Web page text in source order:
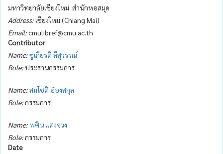
มหาวิทยาลัยเชียงใหม่. สำนักหอสมุด
Address:เชียงใหม่ (Chiang Mai)
Email:cmulibref@cmu.ac.th
Contributor
Name:ชูเกียรติ ลีสุวรรณ์
Role:ประธานกรรมการ
Name:สมโชติ อ๋องสกุล
Role:กรรมการ
Name:พศิน แตงจวง
Role:กรรมการ
Date